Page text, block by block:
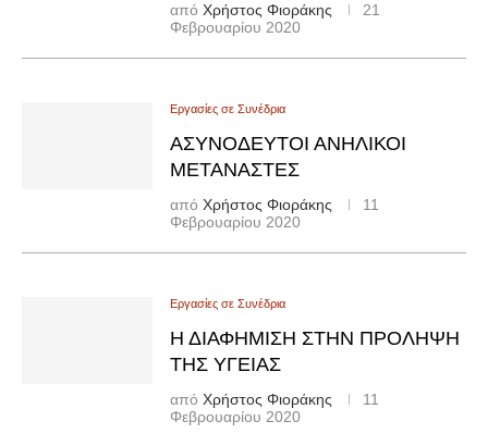
από Χρήστος Φιοράκης
21
Φεβρουαρίου 2020
Εργασίες σε Συνέδρια
ΑΣΥΝΌΔΕΥΤΟΙ ΑΝΉΛΙΚΟΙ
ΜΕΤΑΝΆΣΤΕΣ
από Χρήστος Φιοράκης
11
Φεβρουαρίου 2020
Εργασίες σε Συνέδρια
Η ΔΙΑΦΉΜΙΣΗ ΣΤΗΝ ΠΡΌΛΗΨΗ
ΤΗΣ ΥΓΕΊΑΣ
από Χρήστος Φιοράκης
11
Φεβρουαρίου 2020